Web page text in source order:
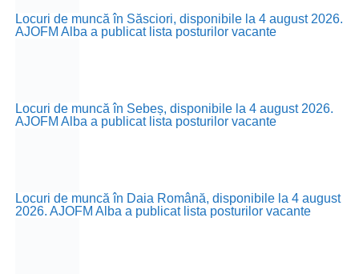
Locuri de muncă în Săsciori, disponibile la 4 august 2026.
AJOFM Alba a publicat lista posturilor vacante
Locuri de muncă în Sebeș, disponibile la 4 august 2026.
AJOFM Alba a publicat lista posturilor vacante
Locuri de muncă în Daia Română, disponibile la 4 august
2026. AJOFM Alba a publicat lista posturilor vacante